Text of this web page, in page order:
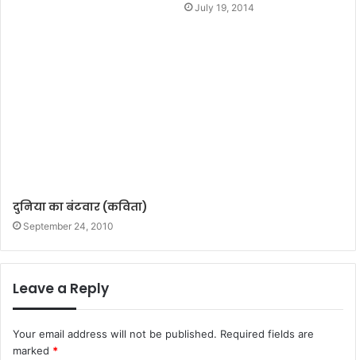
दुनिया का बंटवार (कविता)
September 24, 2010
July 19, 2014
Leave a Reply
Your email address will not be published. Required fields are
marked *